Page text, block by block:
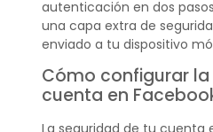
autenticación en dos
una capa extra de
enviado a tu dispositivo
Cómo configurar
cuenta en
La seguridad de tu cuenta